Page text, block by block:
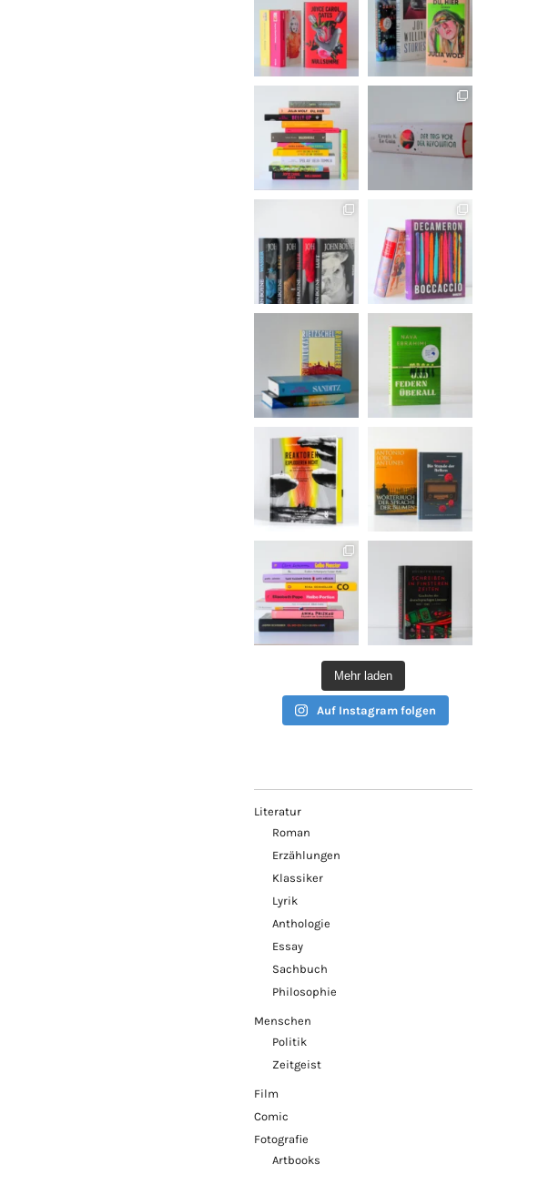
Mehr laden
Auf Instagram folgen
Literatur
Roman
Erzählungen
Klassiker
Lyrik
Anthologie
Essay
Sachbuch
Philosophie
Menschen
Politik
Zeitgeist
Film
Comic
Fotografie
Artbooks